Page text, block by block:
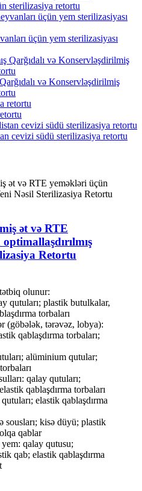
sterilizasiya retortu
üçün yem sterilizasiyası
və Konservləşdirilmiş
cevizi südü sterilizasiya retortu
ət və RTE
Retortu
olunur:
qutuları; plastik butulkalar,
torbaları
(göbələk, tərəvəz, lobya):
qablaşdırma torbaları;
alüminium qutular;
qalay qutuları;
qablaşdırma torbaları
elastik qablaşdırma
sousları; kisə düyü; plastik
qablar
qalay qutusu;
qab; elastik qablaşdırma